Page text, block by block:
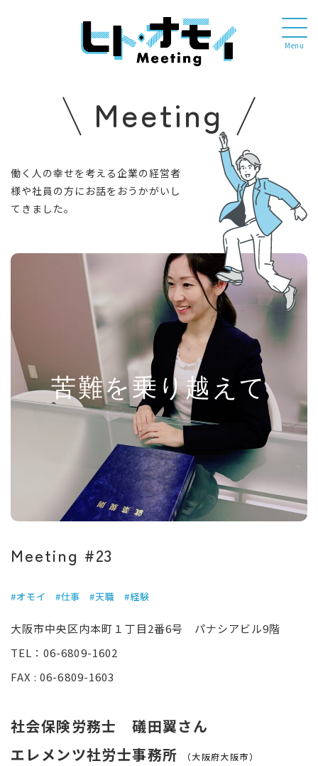
Menu
Meeting
働く人の幸せを考える企業の経営者
様や社員の方にお話をおうかがいし
てきました。
Meeting #23
#オモイ #仕事 #天職 #経験
大阪市中央区内本町１丁目2番6号 パナシアビル9階
TEL：06-6809-1602
FAX : 06-6809-1603
社会保険労務士 礒田翼さん
エレメンツ社労士事務所
（大阪府大阪市）
苦難を乗り越えて